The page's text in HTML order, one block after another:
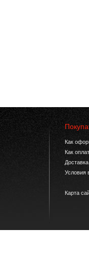
Как
Как
Условия
Карта